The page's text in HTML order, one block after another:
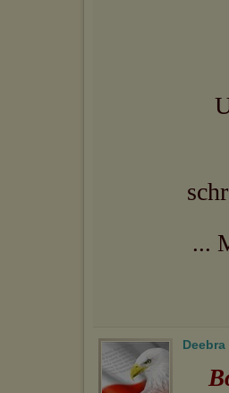
...
Deebra